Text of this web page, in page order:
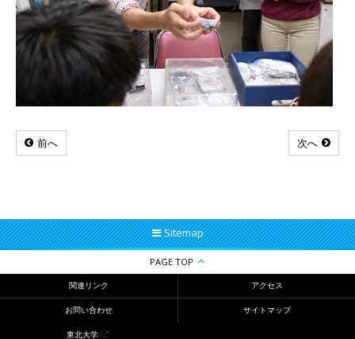
前へ 次へ
Sitemap
PAGE TOP
関連リンク アクセス
お問い合わせ サイトマップ
東北大学